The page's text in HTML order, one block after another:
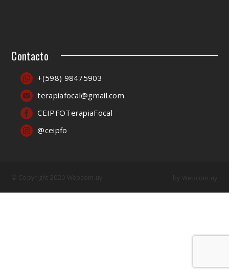
Contacto
+(598) 98475903
terapiafocal@gmail.com
CEIPFOTerapiaFocal
@ceipfo
© Copyright 2020 Webcom.uy by Webcom.uy